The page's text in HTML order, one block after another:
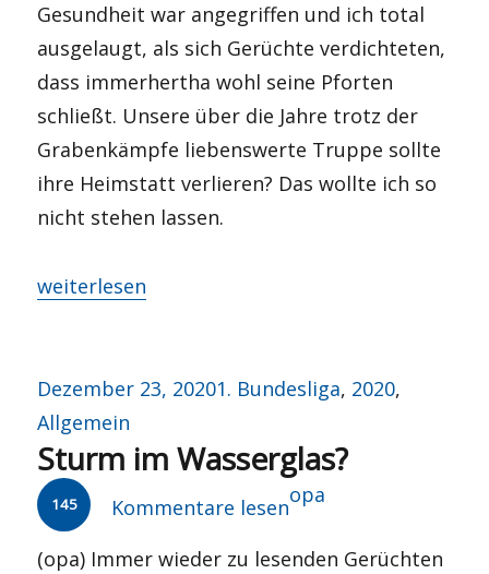
Gesundheit war angegriffen und ich total
ausgelaugt, als sich Gerüchte verdichteten,
dass immerhertha wohl seine Pforten
schließt. Unsere über die Jahre trotz der
Grabenkämpfe liebenswerte Truppe sollte
ihre Heimstatt verlieren? Das wollte ich so
nicht stehen lassen.
„Rückblick“
weiterlesen
Veröffentlicht
am
Dezember 23, 2020Kategorien
1. Bundesliga, 2020,
Allgemein
Sturm im Wasserglas?
145 Kommentare lesen
Autor
opa
(opa) Immer wieder zu lesenden Gerüchten